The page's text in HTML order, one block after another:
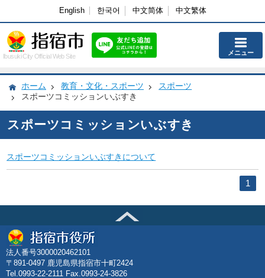
English 한국어 中文简体 中文繁体
Ibusuki City Official Web Site メニュー
ホーム 教育・文化・スポーツ
スポーツ
スポーツコミッションいぶすき
スポーツコミッションいぶすき
スポーツコミッションいぶすきについて
1
法人番号3000020462101
〒891-0497 鹿児島県指宿市十町2424
Tel.0993-22-2111 Fax.0993-24-3826